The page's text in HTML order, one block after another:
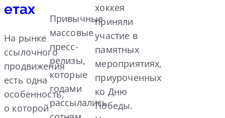
етах
На рынке
ссылочного
продвижения
есть одна
особенность,
о которой
Привычные
массовые
пресс-
релизы,
которые
годами
рассылались
хоккея
приняли
участие в
памятных
мероприятиях,
приуроченных
ко Дню
Победы.